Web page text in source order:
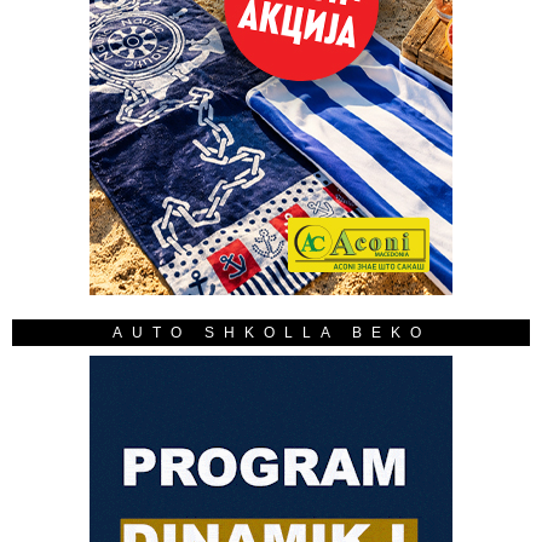
AUTO SHKOLLA BEKO